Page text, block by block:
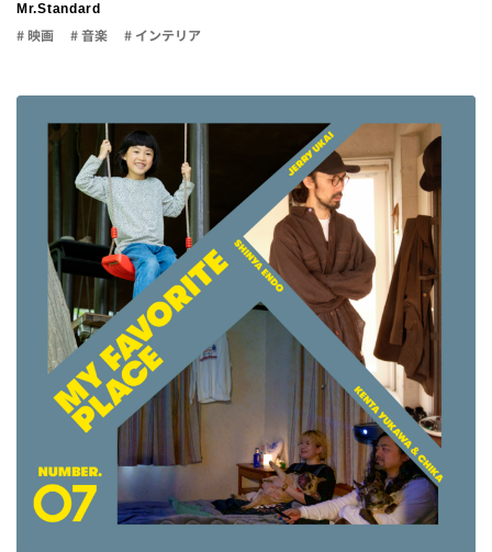
Mr.Standard
# 映画 # 音楽 # インテリア